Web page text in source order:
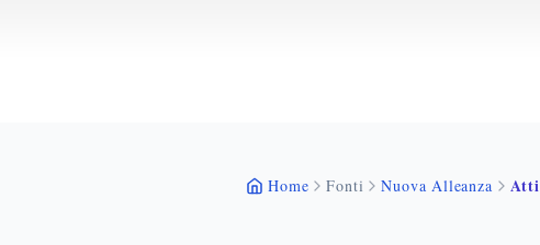
Home Fonti Nuova Alleanza Atti